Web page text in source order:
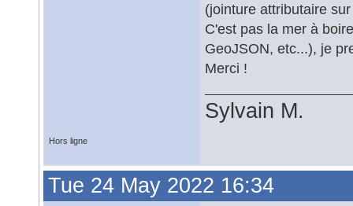
(jointure attributaire
C'est pas la mer à
GeoJSON, etc...), je
Merci !
Sylvain M.
Hors ligne
Tue 24 May 2022 16:34